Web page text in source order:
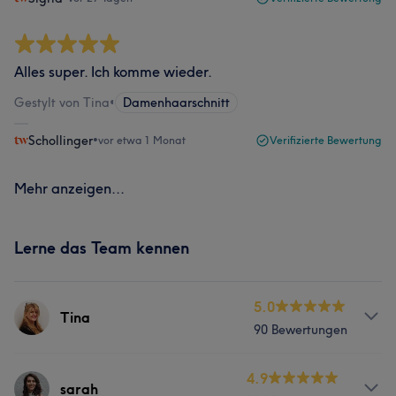
Alles super. Ich komme wieder.
Gestylt von Tina• Damenhaarschnitt
Schollinger•vor etwa 1 Monat Verifizierte Bewertung
Mehr anzeigen...
Lerne das Team kennen
Tina
5.0
90 Bewertungen
Services
sarah
4.9